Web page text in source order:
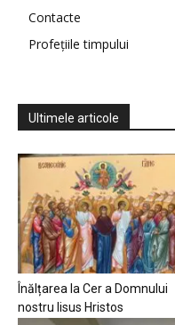
Contacte
Profețiile timpului
Ultimele articole
Înălțarea la Cer a Domnului
nostru Iisus Hristos